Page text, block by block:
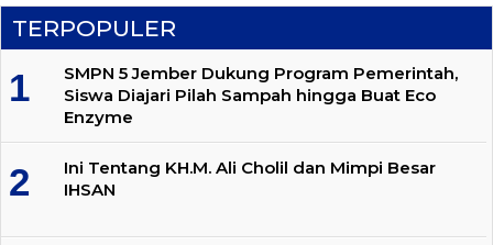
TERPOPULER
SMPN 5 Jember Dukung Program Pemerintah,
Siswa Diajari Pilah Sampah hingga Buat Eco
Enzyme
Ini Tentang KH.M. Ali Cholil dan Mimpi Besar
IHSAN